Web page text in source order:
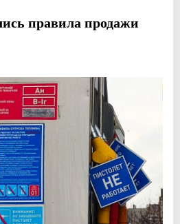
правила продажи